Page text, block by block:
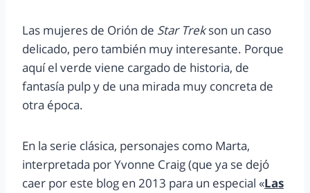
Las mujeres de Orión de Star Trekson un caso
delicado, pero también muy interesante. Porque
aquí el verde viene cargado de historia, de
fantasía pulp y de una mirada muy concreta de
otra época.
En la serie clásica, personajes como Marta,
interpretada por Yvonne Craig (que ya se dejó
caer por este blog en 2013 para un especial «Las